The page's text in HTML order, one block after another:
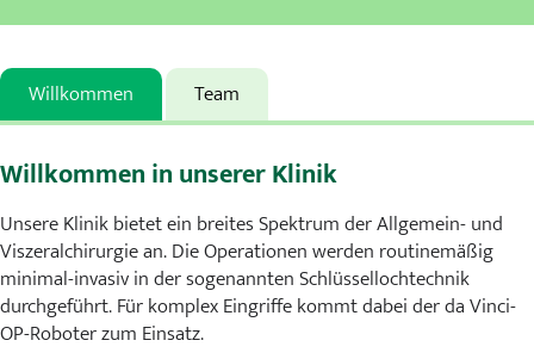
Veranstaltungen
Presse
Kontakt
Willkommen Team
Willkommen in unserer Klinik
Unsere Klinik bietet ein breites Spektrum der Allgemein- und
Viszeralchirurgie an. Die Operationen werden routinemäßig
minimal-invasiv in der sogenannten Schlüssellochtechnik
durchgeführt. Für komplex Eingriffe kommt dabei der da Vinci-
OP-Roboter zum Einsatz.